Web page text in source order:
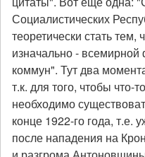
Социалистических
теоретически стать
изначально -
коммун". Тут два
т.к. для того, чтобы что-
необходимо
конце 1922-го года, т.е.
после нападения на